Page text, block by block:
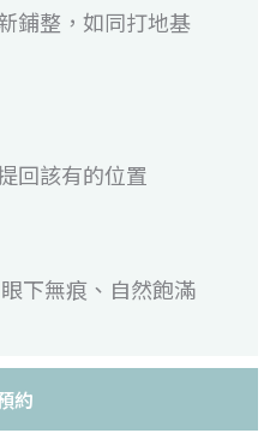
鋪整，如同打地基
回該有的位置
下無痕、自然飽滿
約